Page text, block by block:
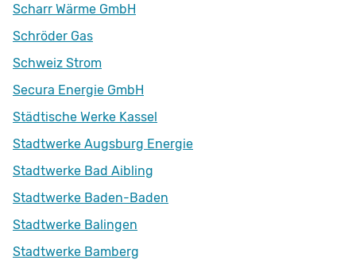
Scharr Wärme GmbH
Schröder Gas
Schweiz Strom
Secura Energie GmbH
Städtische Werke Kassel
Stadtwerke Augsburg Energie
Stadtwerke Bad Aibling
Stadtwerke Baden-Baden
Stadtwerke Balingen
Stadtwerke Bamberg